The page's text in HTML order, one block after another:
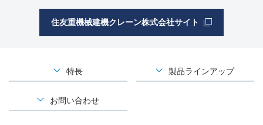
住友重機械建機クレーン株式会社サイト
特長 製品ラインアップ
お問い合わせ